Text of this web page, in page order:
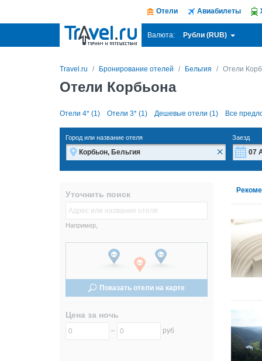
Отели Авиабилеты
Валюта: Рубли (RUB)
Travel.ru Бронирование отелей Бельгия Отели
Отели Корбьона
Отели 4* (1) Отели 3* (1) Дешевые отели (1) Все
Город или название отеля
×
Заезд
10
17
24
17
24
Уточнить поиск
Например,
Показать отели на карте
Цена за ночь
– руб